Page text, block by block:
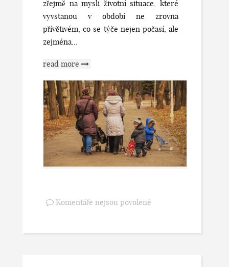
zřejmě na mysli životní situace, které
vyvstanou v období ne zrovna
přívětivém, co se týče nejen počasí, ale
zejména...
read more
Komentáře nejsou povolené